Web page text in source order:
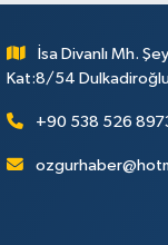
İsa Divanlı Mh.
Kat:8/54
+90 538 526